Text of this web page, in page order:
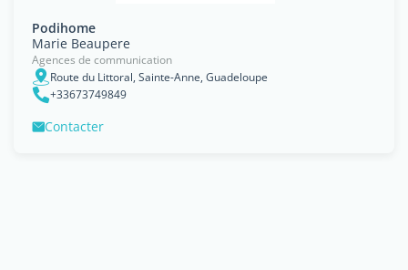
Podihome
Marie Beaupere
Agences de communication
Route du Littoral, Sainte-Anne, Guadeloupe
+33673749849
Contacter